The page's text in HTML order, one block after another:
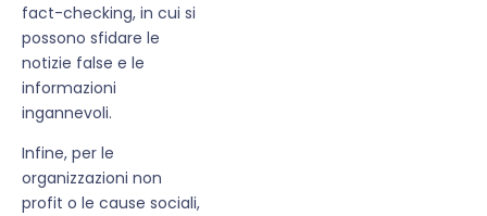
fact-checking, in cui si
possono sfidare le
notizie false e le
informazioni
ingannevoli.
Infine, per le
organizzazioni non
profit o le cause sociali,